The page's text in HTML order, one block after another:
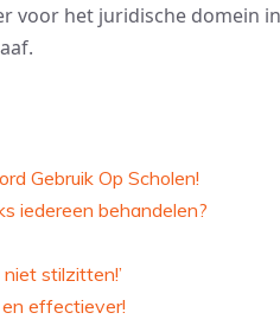
voor het juridische domein in
Gebruik Op Scholen!
iedereen behandelen?
stilzitten!’
effectiever!